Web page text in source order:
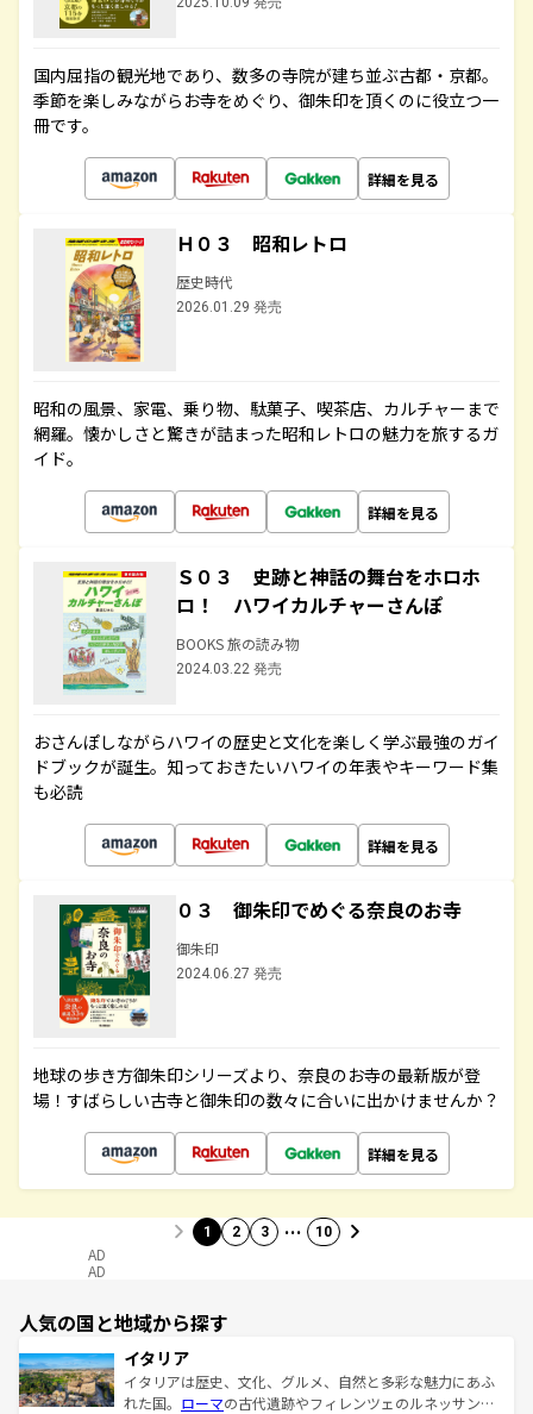
国内屈指の観光地であり、数多の寺院が建ち並ぶ古都・京都。
季節を楽しみながらお寺をめぐり、御朱印を頂くのに役立つ一
冊です。
詳細を見る
Ｈ０３ 昭和レトロ
歴史時代
2026.01.29 発売
昭和の風景、家電、乗り物、駄菓子、喫茶店、カルチャーまで
網羅。懐かしさと驚きが詰まった昭和レトロの魅力を旅するガ
イド。
詳細を見る
Ｓ０３ 史跡と神話の舞台をホロホ
ロ！ ハワイカルチャーさんぽ
BOOKS 旅の読み物
2024.03.22 発売
おさんぽしながらハワイの歴史と文化を楽しく学ぶ最強のガイ
ドブックが誕生。知っておきたいハワイの年表やキーワード集
も必読
詳細を見る
０３ 御朱印でめぐる奈良のお寺
御朱印
2024.06.27 発売
地球の歩き方御朱印シリーズより、奈良のお寺の最新版が登
場！すばらしい古寺と御朱印の数々に合いに出かけませんか？
詳細を見る
1 2 3 … 10
AD
AD
人気の国と地域から探す
イタリア
イタリアは歴史、文化、グルメ、自然と多彩な魅力にあふ
れた国。 ローマの古代遺跡やフィレンツェのルネッサンス